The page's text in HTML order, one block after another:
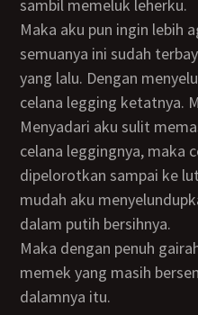
sambil memeluk leherku.
Maka aku pun ingin lebih agresif lagi, karena
semuanya ini sudah
yang lalu. Dengan
celana legging ketatnya.
Menyadari aku sulit
celana leggingnya, maka
dipelorotkan sampai ke
mudah aku
dalam putih bersihnya.
Maka dengan penuh gairah kucolek - colek belahan
memek yang masih
dalamnya itu.